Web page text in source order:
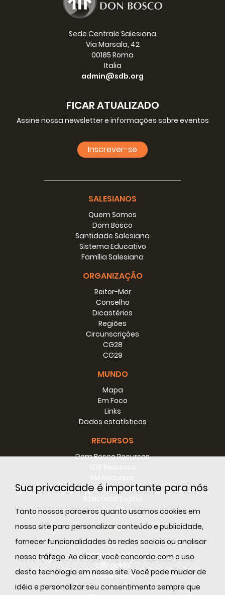
Sua privacidade é importante para nós
Tanto nossos parceiros quanto usamos cookies em
nosso site para personalizar conteúdo e publicidade,
fornecer funcionalidades às redes sociais ou analisar
nosso tráfego. Ao clicar, você concorda com o uso
desta tecnologia em nosso site. Você pode mudar de
idéia e personalizar seu consentimento sempre que
Sede Centrale Salesiana
Via Marsala, 42
00185 Roma
Italia
admin@sdb.org
FICAR ATUALIZADO
Assine nossa newsletter e informações sobre eventos
Inscrever-se
SALESIANOS
Quem Somos
Dom Bosco
Santidade Salesiana
Sistema Educativo
Família Salesiana
ORGANIZAÇÃO
Reitor-Mor
Conselho
Dicastérios
Regiões
Circunscrições
CG28
CG29
MUNDO
Mapa
Em Foco
Links
Dados estatísticos
RECURSOS
Dom Bosco Recursos
Conselho Recursos
E-sdb
INFO
ANS
Mapa do Sitio
Cookie Policy
Privacy Policy